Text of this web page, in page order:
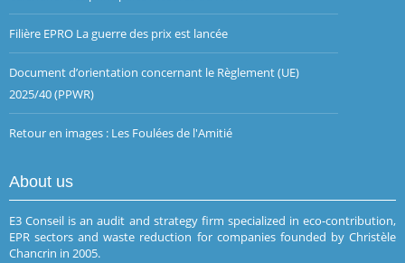
Filière EPRO La guerre des prix est lancée
Document d’orientation concernant le Règlement (UE)
2025/40 (PPWR)
Retour en images : Les Foulées de l'Amitié
About us
E3 Conseil is an audit and strategy firm specialized in eco-contribution,
EPR sectors and waste reduction for companies founded by Christèle
Chancrin in 2005.